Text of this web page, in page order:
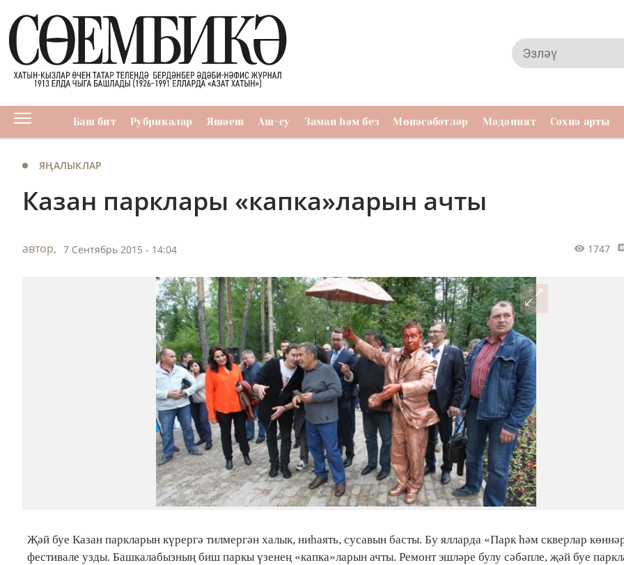
Баш бит Рубрикалар Яшәеш Аш-су Заман һәм без Мөнәсәбәтләр Мәдәният Сәхнә арты
ЯҢАЛЫКЛАР
Казан парклары «капка»ларын ачты
автор, 7 Сентябрь 2015 - 14:04 1747
Җәй буе Казан паркларын күрергә тилмергән халык, ниһаять, сусавын басты. Бу ялларда «Парк һәм скверлар
фестивале узды. Башкалабызның биш паркы үзенең «капка»ларын ачты. Ремонт эшләре булу сәбәпле, җәй буе